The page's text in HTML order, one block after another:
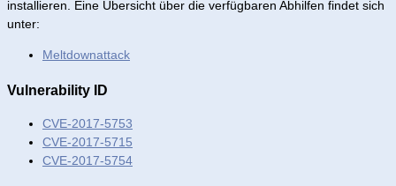
installieren. Eine Übersicht über die verfügbaren Abhilfen findet sich
unter:
Meltdownattack
Vulnerability ID
CVE-2017-5753
CVE-2017-5715
CVE-2017-5754